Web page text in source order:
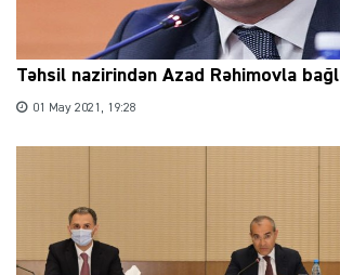
Təhsil nazirindən Azad Rəhimovla
01 May 2021, 19:28